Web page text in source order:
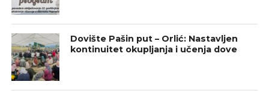
Dovište Pašin put – Orlić: Nastavljen
kontinuitet okupljanja i učenja dove